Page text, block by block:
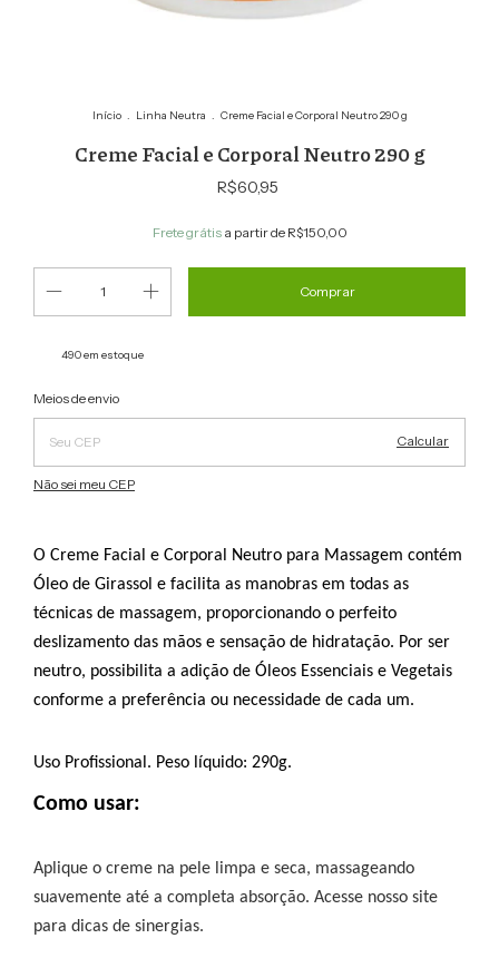
Início . Linha Neutra . Creme Facial e Corporal Neutro 290 g
Creme Facial e Corporal Neutro 290 g
R$60,95
Frete grátis a partir de R$150,00
490em estoque
Entregas para o CEP:
Meios de envio
Calcular
Não sei meu CEP
O Creme Facial e Corporal Neutro para Massagem contém
Óleo de Girassol e facilita as manobras em todas as
técnicas de massagem, proporcionando o perfeito
deslizamento das mãos e sensação de hidratação. Por ser
neutro, possibilita a adição de Óleos Essenciais e Vegetais
conforme a preferência ou necessidade de cada um.
Uso Profissional. Peso líquido: 290g.
Como usar:
Aplique o creme na pele limpa e seca, massageando
suavemente até a completa absorção. Acesse nosso site
para dicas de sinergias.